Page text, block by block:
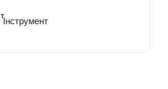
Інструмент